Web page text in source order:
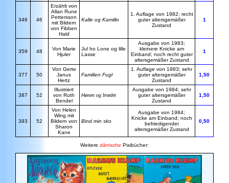
346 46
Erzählt von
Allan Rune
Pettersson
mit Bildern
von Fibben
Hald
Kalle og Kamillo
1. Auflage von 1982; recht
guter altersgemäßer
Zustand
1
359 48
Von Marie
Hjuler
Jul ho Lone og lille
Lasse
Ausgabe von 1983;
kleinere Knicke am
Einband; noch recht guter
altersgemäßer Zustand
1
377 50
Von Gerte
Janus
Hertz
Familien Fugl
1. Auflage von 1983; sehr
guter altersgemäßer
Zustand
1,50
387 52
Illustriert
von Ruth
Bendel
Hønen og brødet
Ausgabe von 1984; sehr
guter altersgemäßer
Zustand
1,50
393 52
Von Helen
Wing mit
Bildern von
Sharon
Kane
Bind min sko
Ausgabe von 1984;
Knicke am Einband; noch
befriedigender
altersgemäßer Zustand
0,50
Weitere dänische Pixibücher: